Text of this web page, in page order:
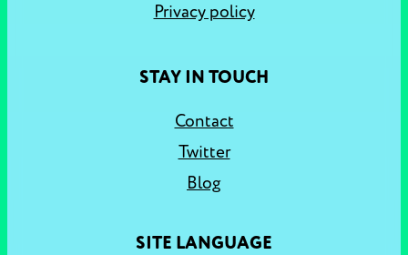
Privacy policy
STAY IN TOUCH
Contact
Twitter
Blog
SITE LANGUAGE